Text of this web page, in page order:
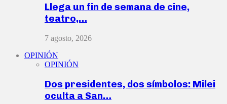
Llega un fin de semana de cine,
teatro,…
7 agosto, 2026
OPINIÓN
OPINIÓN
Dos presidentes, dos símbolos: Milei
oculta a San…